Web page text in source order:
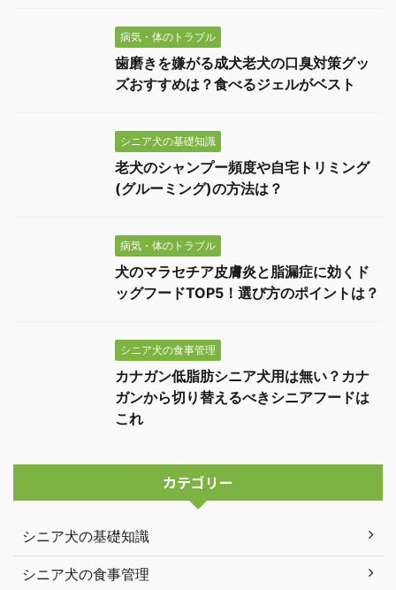
病気・体のトラブル
歯磨きを嫌がる成犬老犬の口臭対策グッ
ズおすすめは？食べるジェルがベスト
シニア犬の基礎知識
老犬のシャンプー頻度や自宅トリミング
(グルーミング)の方法は？
病気・体のトラブル
犬のマラセチア皮膚炎と脂漏症に効くド
ッグフードTOP5！選び方のポイントは？
シニア犬の食事管理
カナガン低脂肪シニア犬用は無い？カナ
ガンから切り替えるべきシニアフードは
これ
カテゴリー
シニア犬の基礎知識
シニア犬の食事管理